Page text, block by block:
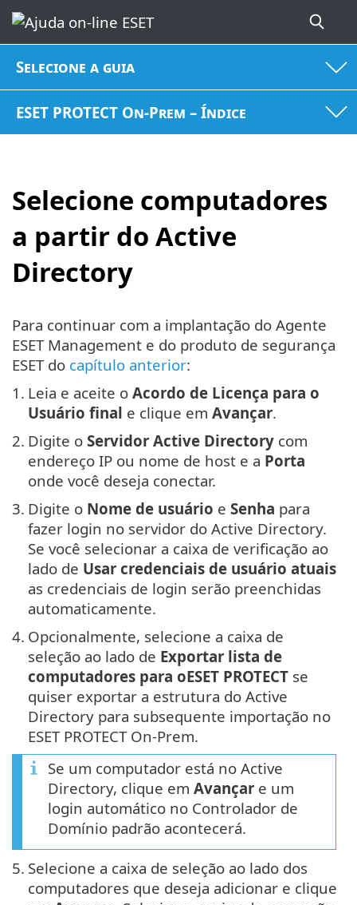
Selecione a guia
ESET PROTECT On-Prem – Índice
Selecione computadores
a partir do Active
Directory
Para continuar com a implantação do Agente
ESET Management e do produto de segurança
ESET do capítulo anterior:
1. Leia e aceite o Acordo de Licença para o
Usuário final e clique em Avançar.
2. Digite o Servidor Active Directory com
endereço IP ou nome de host e a Porta
onde você deseja conectar.
3. Digite o Nome de usuário e Senha para
fazer login no servidor do Active Directory.
Se você selecionar a caixa de verificação ao
lado de Usar credenciais de usuário atuais
as credenciais de login serão preenchidas
automaticamente.
4. Opcionalmente, selecione a caixa de
seleção ao lado de Exportar lista de
computadores para oESET PROTECT se
quiser exportar a estrutura do Active
Directory para subsequente importação no
ESET PROTECT On-Prem.
Se um computador está no Active
Directory, clique em Avançar e um
login automático no Controlador de
Domínio padrão acontecerá.
5. Selecione a caixa de seleção ao lado dos
computadores que deseja adicionar e clique